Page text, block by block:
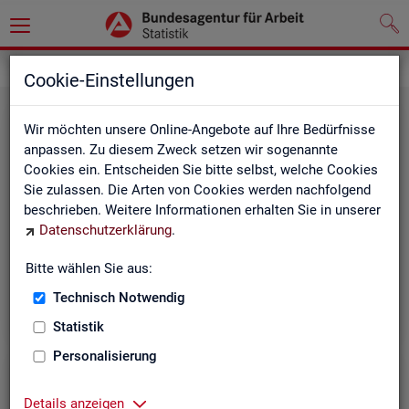
Cookie-Einstellungen
Wir möchten unsere Online-Angebote auf Ihre Bedürfnisse
anpassen. Zu diesem Zweck setzen wir sogenannte
Cookies ein. Entscheiden Sie bitte selbst, welche Cookies
Sie zulassen. Die Arten von Cookies werden nachfolgend
beschrieben. Weitere Informationen erhalten Sie in unserer
Datenschutzerklärung.
Bitte wählen Sie aus:
Technisch Notwendig
Statistik
Personalisierung
Details anzeigen
Ge­set­ze und Ver­ord­nun­gen
Die Gesetze und Verordnungen, die der Arbeit der
Statistik der BA zugrunde liegen, finden Sie hier.